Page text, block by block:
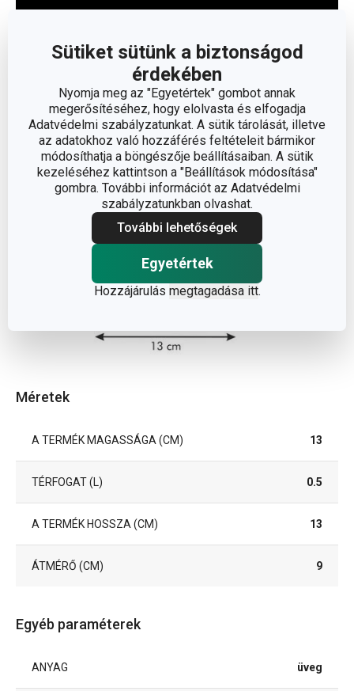
Sütiket sütünk a biztonságod
érdekében
Nyomja meg az "Egyetértek" gombot annak
megerősítéséhez, hogy elolvasta és elfogadja
Adatvédelmi szabályzatunkat. A sütik tárolását, illetve
az adatokhoz való hozzáférés feltételeit bármikor
módosíthatja a böngészője beállításaiban. A sütik
kezeléséhez kattintson a "Beállítások módosítása"
gombra. További információt az Adatvédelmi
szabályzatunkban olvashat.
További lehetőségek
Egyetértek
Hozzájárulás megtagadása itt.
Olvasson kevesebbet
Méretek
A TERMÉK MAGASSÁGA (CM) 13
TÉRFOGAT (L) 0.5
A TERMÉK HOSSZA (CM) 13
ÁTMÉRŐ (CM) 9
Egyéb paraméterek
ANYAG üveg